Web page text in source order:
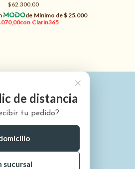
$62.300,00
de distancia
tu pedido?
sucursal
¿Cómo comprar?